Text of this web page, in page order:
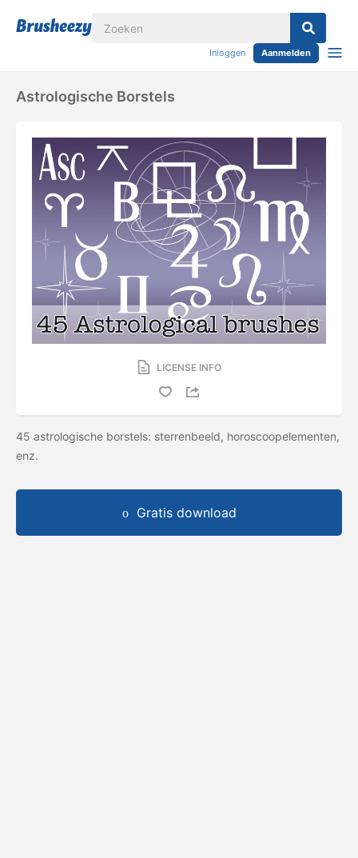
Inloggen Aanmelden
Astrologische Borstels
LICENSE INFO
45 astrologische borstels: sterrenbeeld, horoscoopelementen,
enz.
Gratis download